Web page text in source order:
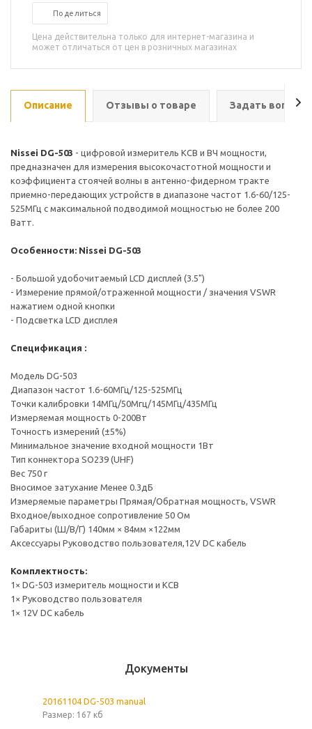
Поделиться
Цена действительна только для интернет-магазина и
может отличаться от цен в розничных магазинах
Описание Отзывы о товаре Задать вопрос
Nissei DG-503 - цифровой измеритель КСВ и ВЧ мощности,
предназначен для измерения высокочастотной мощности и
коэффициента стоячей волны в антенно-фидерном тракте
приемно-передающих устройств в диапазоне частот 1.6-60/125-
525МГц с максимальной подводимой мощностью не более 200
Ватт.
Особенности: Nissei DG-503
- Большой удобочитаемый LCD дисплей (3.5")
- Измерение прямой/отраженной мощности / значения VSWR
нажатием одной кнопки
- Подсветка LCD дисплея
Спецификация :
Модель DG-503
Диапазон частот 1.6-60МГц/125-525МГц
Точки калибровки 14МГц/50Мгц/145МГц/435МГц
Измеряемая мощность 0-200Вт
Точность измерений (±5%)
Минимальное значение входной мощности 1Вт
Тип коннектора SO239 (UHF)
Вес 750 г
Вносимое затухание Менее 0.3дБ
Измеряемые параметры Прямая/Обратная мощность, VSWR
Входное/выходное сопротивление 50 Ом
Габариты (Ш/В/Г) 140мм × 84мм ×122мм
Аксессуары Руководство пользователя,12V DC кабель
Комплектность:
1× DG-503 измеритель мощности и КСВ
1× Руководство пользователя
1× 12V DC кабель
Документы
20161104 DG-503 manual
Размер: 167 кб